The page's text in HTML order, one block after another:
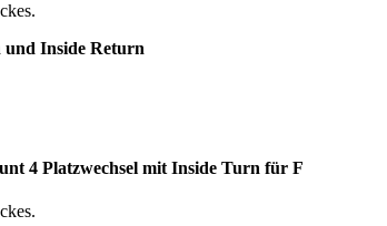
Inside Return
4 Platzwechsel mit Inside Turn für F